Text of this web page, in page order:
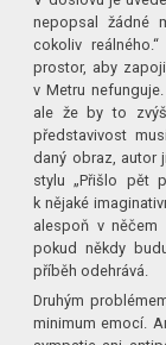
nepopsal žádné
cokoliv
prostor, aby
v Metru
ale že by to
představivost
daný obraz, autor
stylu „Přišlo pět
k nějaké
alespoň v něčem
pokud někdy
příběh odehrává.
Druhým
minimum emocí.